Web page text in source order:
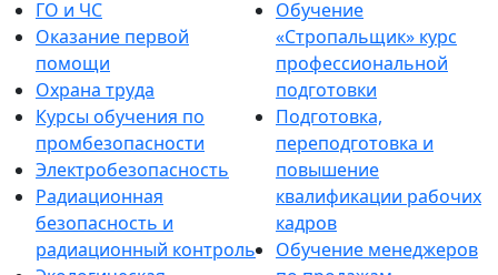
ГО и ЧС
Оказание первой
помощи
Охрана труда
Курсы обучения по
промбезопасности
Электробезопасность
Радиационная
безопасность и
радиационный контроль
Обучение
«Стропальщик» курс
профессиональной
подготовки
Подготовка,
переподготовка и
повышение
квалификации рабочих
кадров
Обучение менеджеров